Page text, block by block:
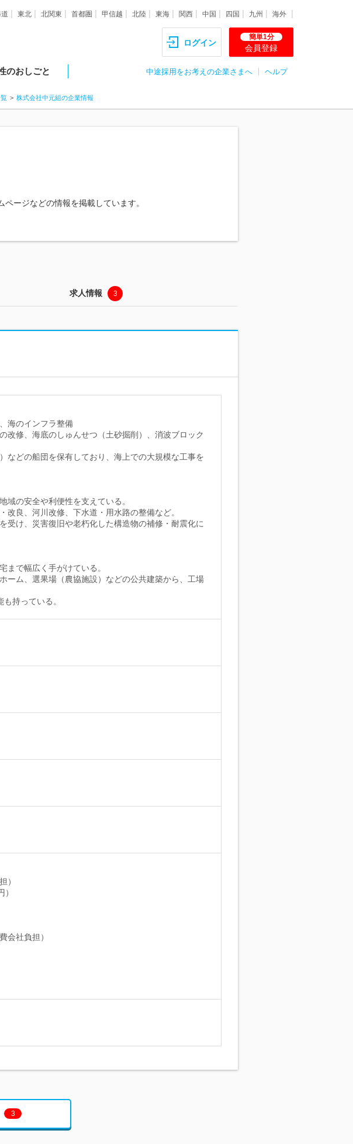
東北 北関東 首都圏 甲信越 北陸 東海 関西 中国 四国 九州 海外
ログイン
簡単1分
会員登録
のおしごと 中途採用をお考えの企業さまへ ヘルプ
株式会社中元組の企業情報
ージなどの情報を掲載しています。
求人情報 3
海のインフラ整備
改修、海底のしゅんせつ（土砂掘削）、消波ブロック
などの船団を保有しており、海上での大規模な工事を
域の安全や利便性を支えている。
改良、河川改修、下水道・用水路の整備など。
受け、災害復旧や老朽化した構造物の補修・耐震化に
まで幅広く手がけている。
ーム、選果場（農協施設）などの公共建築から、工場
持っている。
）
会社負担）
3